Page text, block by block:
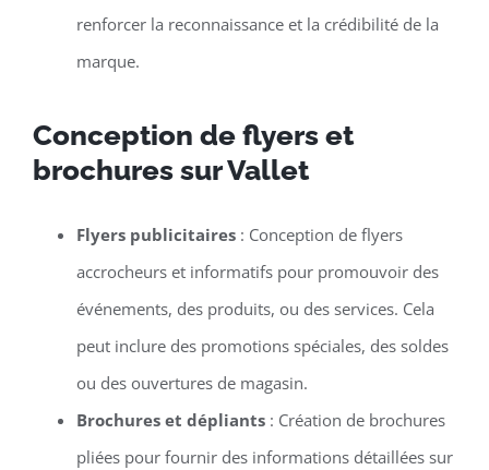
renforcer la reconnaissance et la crédibilité de la
marque.
Conception de flyers et
brochures sur Vallet
Flyers publicitaires: Conception de flyers
accrocheurs et informatifs pour promouvoir des
événements, des produits, ou des services. Cela
peut inclure des promotions spéciales, des soldes
ou des ouvertures de magasin.
Brochures et dépliants: Création de brochures
pliées pour fournir des informations détaillées sur